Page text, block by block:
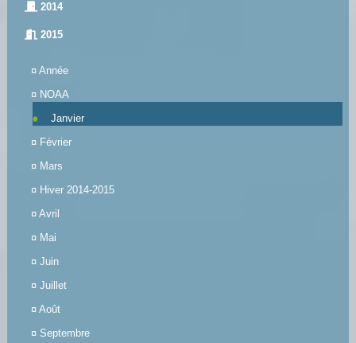
2014
2015
¤ Année
¤ NOAA
Janvier
¤ Février
¤ Mars
¤ Hiver 2014-2015
¤ Avril
¤ Mai
¤ Juin
¤ Juillet
¤ Août
¤ Septembre